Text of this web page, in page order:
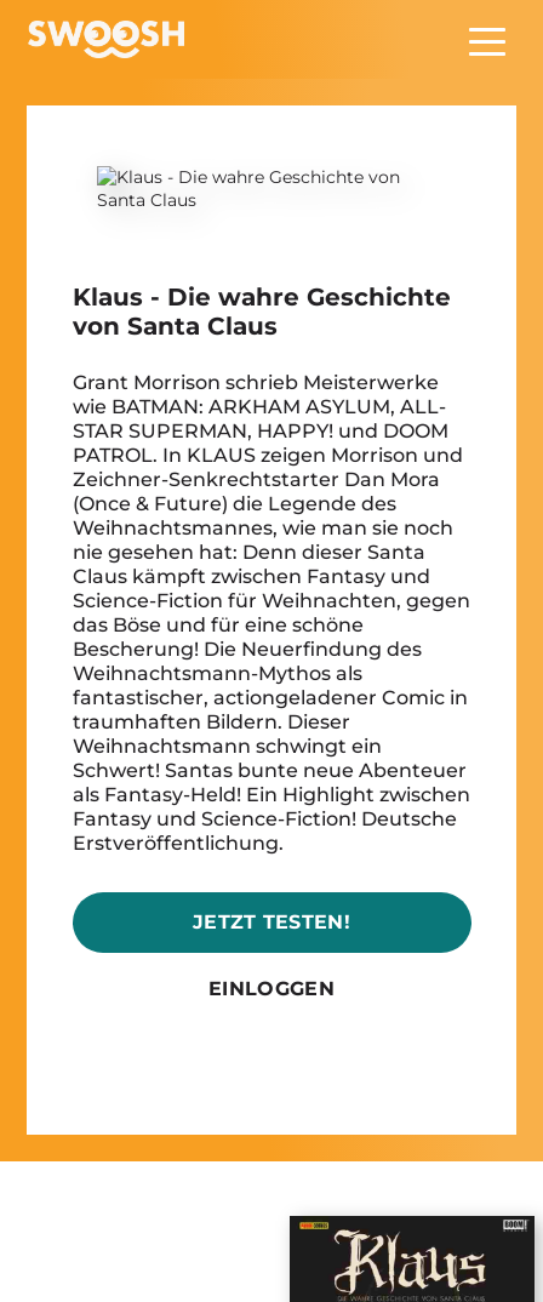
Klaus - Die wahre Geschichte
von Santa Claus
Grant Morrison schrieb Meisterwerke
wie BATMAN: ARKHAM ASYLUM, ALL-
STAR SUPERMAN, HAPPY! und DOOM
PATROL. In KLAUS zeigen Morrison und
Zeichner-Senkrechtstarter Dan Mora
(Once & Future) die Legende des
Weihnachtsmannes, wie man sie noch
nie gesehen hat: Denn dieser Santa
Claus kämpft zwischen Fantasy und
Science-Fiction für Weihnachten, gegen
das Böse und für eine schöne
Bescherung! Die Neuerfindung des
Weihnachtsmann-Mythos als
fantastischer, actiongeladener Comic in
traumhaften Bildern. Dieser
Weihnachtsmann schwingt ein
Schwert! Santas bunte neue Abenteuer
als Fantasy-Held! Ein Highlight zwischen
Fantasy und Science-Fiction! Deutsche
Erstveröffentlichung.
JETZT TESTEN!
EINLOGGEN